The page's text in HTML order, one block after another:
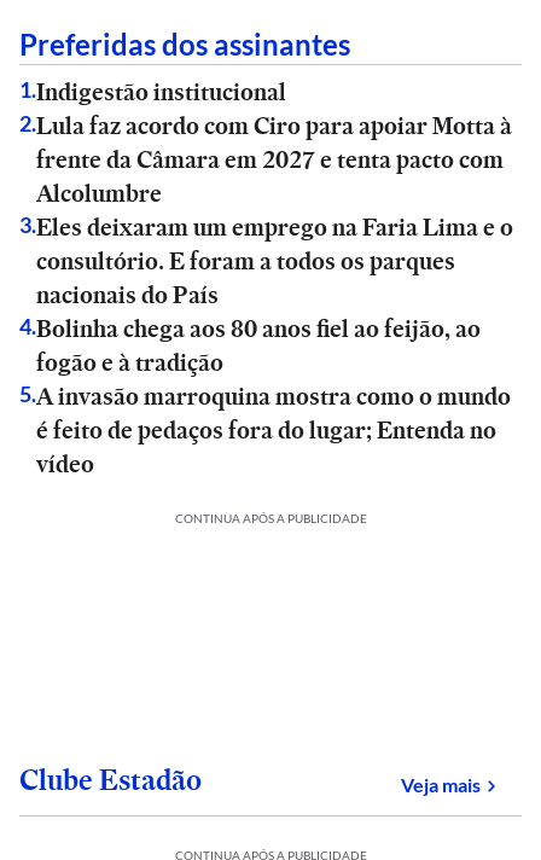
Preferidas dos assinantes
1.Indigestão institucional
2.Lula faz acordo com Ciro para apoiar Motta à
frente da Câmara em 2027 e tenta pacto com
Alcolumbre
3.Eles deixaram um emprego na Faria Lima e o
consultório. E foram a todos os parques
nacionais do País
4.Bolinha chega aos 80 anos fiel ao feijão, ao
fogão e à tradição
5.A invasão marroquina mostra como o mundo
é feito de pedaços fora do lugar; Entenda no
vídeo
CONTINUA APÓS A PUBLICIDADE
Clube Estadão Veja maissobre
CONTINUA APÓS A PUBLICIDADE